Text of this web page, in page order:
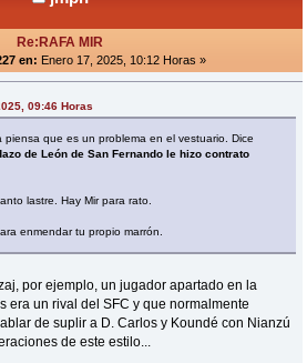
Re:RAFA MIR
en: Enero 17, 2025, 10:12 Horas »
09:46 Horas
piensa que es un problema en el vestuario. Dice
de León de San Fernando le hizo contrato
lastre. Hay Mir para rato.
enmendar tu propio marrón.
por ejemplo, un jugador apartado en la
era un rival del SFC y que normalmente
de suplir a D. Carlos y Koundé con Nianzú
de este estilo...